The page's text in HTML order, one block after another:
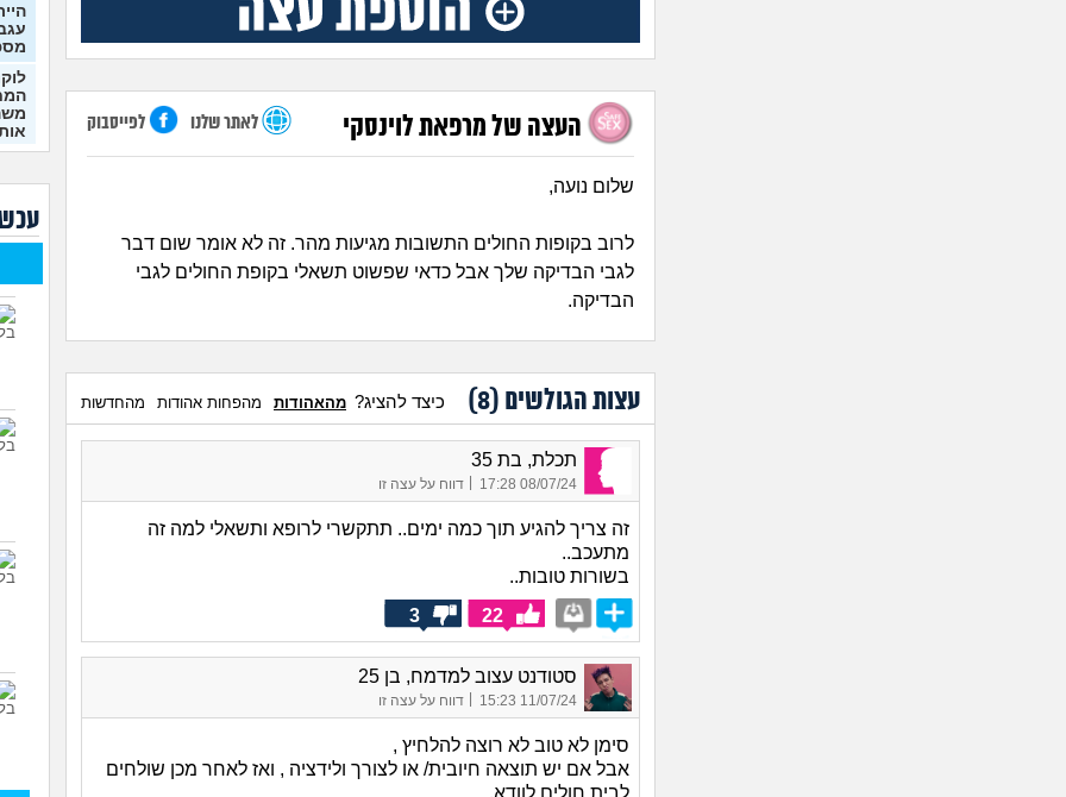
העצה של מרפאת לוינסקי לפייסבוק לאתר שלנו
שלום נועה,
לרוב בקופות החולים התשובות מגיעות מהר. זה לא אומר שום דבר
לגבי הבדיקה שלך אבל כדאי שפשוט תשאלי בקופת החולים לגבי
הבדיקה.
עצות הגולשים (8
) כיצד להציג? מהאהודות מהפחות אהודות מהחדשות
תכלת, בת 35
08/07/24 17:28
| דווח על עצה זו
זה צריך להגיע תוך כמה ימים.. תתקשרי לרופא ותשאלי למה זה
מתעכב..
בשורות טובות..
22
3
סטודנט עצוב למדמח, בן 25
11/07/24 15:23 דווח על עצה זו
סימן לא טוב לא רוצה להלחיץ ,
אבל אם יש תוצאה חיובית/ או לצורך ולידציה , ואז לאחר מכן שולחים
לבית חולים לוודא.
בן 21)
זה?